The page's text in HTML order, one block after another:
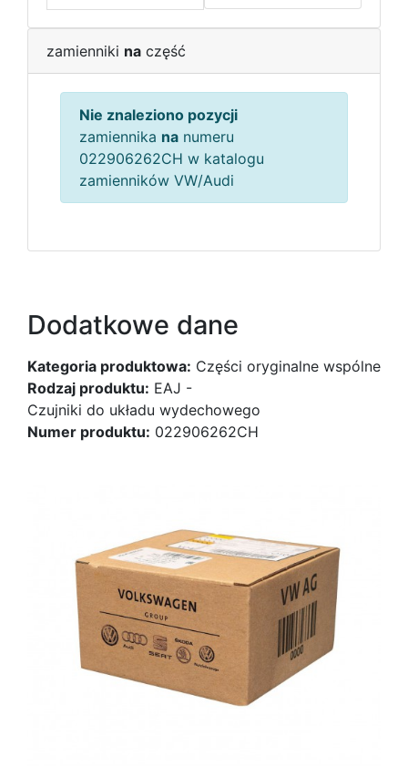
zamienniki na część
Nie znaleziono pozycji
zamiennika na numeru
022906262CH w katalogu
zamienników VW/Audi
Dodatkowe dane
Kategoria produktowa: Części oryginalne wspólne
Rodzaj produktu: EAJ -
Czujniki do układu wydechowego
Numer produktu: 022906262CH